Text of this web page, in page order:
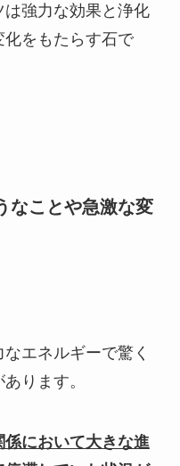
強力な効果と浄化
をもたらす石で
なことや急激な変
エネルギーで驚く
ります。
において大きな進